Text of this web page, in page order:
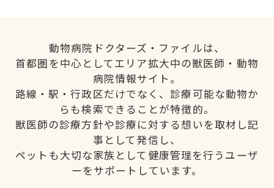
動物病院ドクターズ・ファイルは、
首都圏を中心としてエリア拡大中の獣医師・動物
病院情報サイト。
路線・駅・行政区だけでなく、診療可能な動物か
らも検索できることが特徴的。
獣医師の診療方針や診療に対する想いを取材し記
事として発信し、
ペットも大切な家族として健康管理を行うユーザ
ーをサポートしています。